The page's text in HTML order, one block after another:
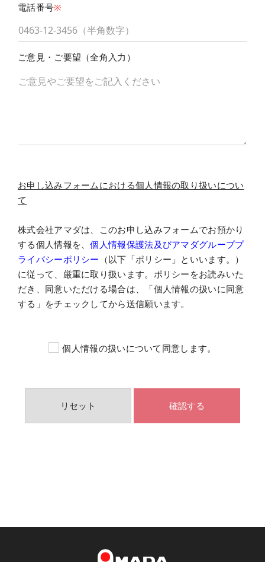
電話番号※
ご意見・ご要望（全角入力）
お申し込みフォームにおける個人情報の取り扱いについ
て
株式会社アマダは、このお申し込みフォームでお預かり
する個人情報を、個人情報保護法及びアマダグループプ
ライバシーポリシー （以下「ポリシー」といいます。）
に従って、厳重に取り扱います。ポリシーをお読みいた
だき、同意いただける場合は、「個人情報の扱いに同意
する」をチェックしてから送信願います。
個人情報の扱いについて同意します。